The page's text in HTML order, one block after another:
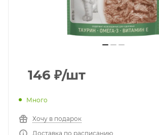
146 ₽/шт
Много
Хочу в подарок
Доставка по расписанию